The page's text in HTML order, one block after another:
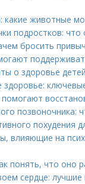
какие животные
подростков:
бросить
о здоровье
здоровье:
позвоночника:
похудения
влияющие на
понять, что оно
сердце: